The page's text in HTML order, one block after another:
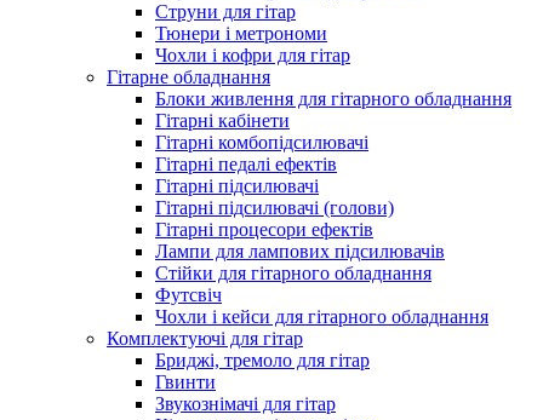
Струни для гітар
Тюнери і метрономи
Чохли і кофри для гітар
Гітарне обладнання
Блоки живлення для гітарного обладнання
Гітарні кабінети
Гітарні комбопідсилювачі
Гітарні педалі ефектів
Гітарні підсилювачі
Гітарні підсилювачі (голови)
Гітарні процесори ефектів
Лампи для лампових підсилювачів
Стійки для гітарного обладнання
Футсвіч
Чохли і кейси для гітарного обладнання
Комплектуючі для гітар
Бриджі, тремоло для гітар
Гвинти
Звукознімачі для гітар